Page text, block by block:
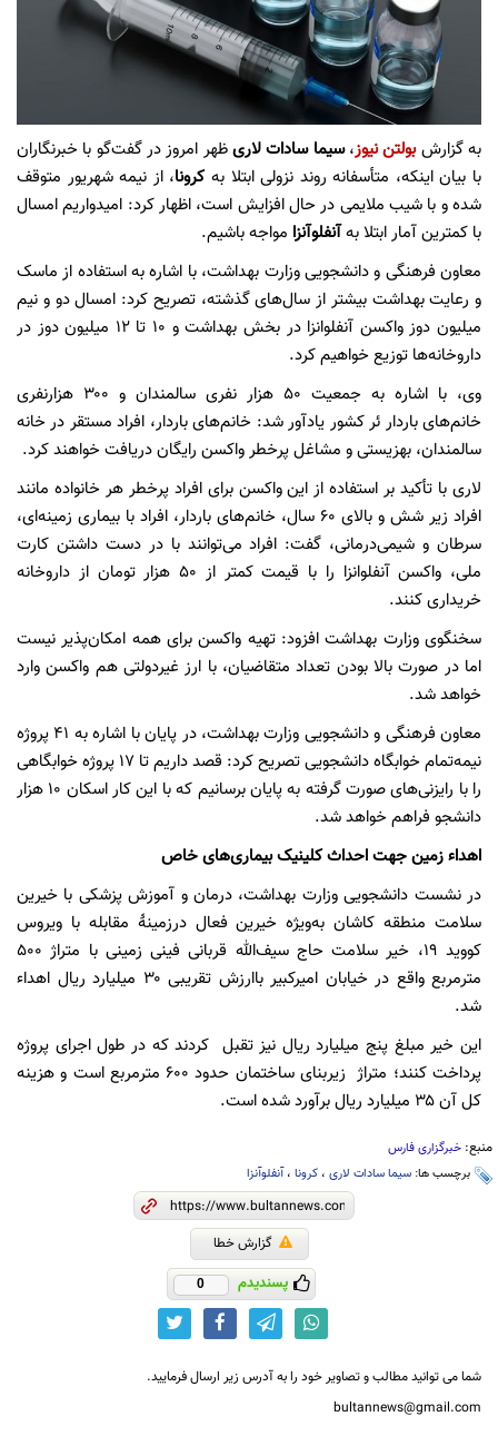
به گزارشبولتن نیوز،سیما سادات لاریظهر امروز در گفت‌گو با خبرنگاران
با بیان اینکه، متأسفانه روند نزولی ابتلا بهکرونا، از نیمه شهریور متوقف
شده و با شیب ملایمی در حال افزایش است، اظهار کرد: امیدواریم امسال
با کمترین آمار ابتلا بهآنفلوآنزا مواجه باشیم.
معاون فرهنگی و دانشجویی وزارت بهداشت، با اشاره به استفاده از ماسک
و رعایت بهداشت بیشتر از سال‌های گذشته، تصریح کرد: امسال دو و نیم
میلیون دوز واکسن آنفلوانزا در بخش بهداشت و ۱۰ تا ۱۲ میلیون دوز در
داروخانه‌ها توزیع خواهیم کرد.
وی، با اشاره به جمعیت ۵۰ هزار نفری سالمندان و ۳۰۰ هزارنفری
خانم‌های باردار ئر کشور یادآور شد: خانم‌های باردار، افراد مستقر در خانه
سالمندان، بهزیستی و مشاغل پرخطر واکسن رایگان دریافت خواهند کرد.
لاری با تأکید بر استفاده از این واکسن برای افراد پرخطر هر خانواده مانند
افراد زیر شش و بالای ۶۰ سال، خانم‌های باردار، افراد با بیماری زمینه‌ای،
سرطان و شیمی‌درمانی، گفت: افراد می‌توانند با در دست داشتن کارت
ملی، واکسن آنفلوانزا را با قیمت کمتر از ۵۰ هزار تومان از داروخانه
خریداری کنند.
سخنگوی وزارت بهداشت افزود: تهیه واکسن برای همه امکان‌پذیر نیست
اما در صورت بالا بودن تعداد متقاضیان، با ارز غیردولتی هم واکسن وارد
خواهد شد.
معاون فرهنگی و دانشجویی وزارت بهداشت، در پایان با اشاره به ۴۱ پروژه
نیمه‌تمام خوابگاه دانشجویی تصریح کرد: قصد داریم تا ۱۷ پروژه خوابگاهی
را با رایزنی‌های صورت گرفته به پایان برسانیم که با این کار اسکان ۱۰ هزار
دانشجو فراهم خواهد شد.
اهداء زمین جهت احداث کلینیک بیماری‌های خاص
در نشست دانشجویی وزارت بهداشت، درمان و آموزش پزشکی با خیرین
سلامت منطقه کاشان به‌ویژه خیرین فعال درزمینهٔ مقابله با ویروس
کووید ۱۹، خیر سلامت حاج سیف‌الله قربانی فینی زمینی با متراژ ۵۰۰
مترمربع واقع در خیابان امیرکبیر باارزش تقریبی ۳۰ میلیارد ریال اهداء
شد.
این خیر مبلغ پنج میلیارد ریال نیز تقبل کردند که در طول اجرای پروژه
پرداخت کنند؛ متراژ زیربنای ساختمان حدود ۶۰۰ مترمربع است و هزینه
کل آن ۳۵ میلیارد ریال برآورد شده است.
منبع: خبرگزاری فارس
برچسب ها: سیما سادات لاری ، کرونا ،آنفلوآنزا
گزارش خطا
پسندیدم 0
شما می توانید مطالب و تصاویر خود را به آدرس زیر ارسال فرمایید.
bultannews@gmail.com